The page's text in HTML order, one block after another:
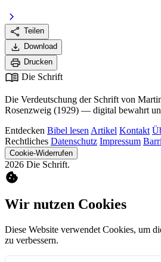
chevron_right
share Teilen
download Download
print Drucken
menu_book Die Schrift
Die Verdeutschung der Schrift von
Rosenzweig (1929) — digital bewahrt
Entdecken Bibel lesen Artikel Kontakt
Rechtliches Datenschutz Impressum
Cookie-Widerrufen
2026 Die Schrift.
cookie
Wir nutzen Cookies
Diese Website verwendet Cookies, um
zu verbessern.